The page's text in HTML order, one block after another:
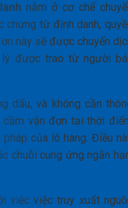
nằm ở cơ chế
chứng từ định danh,
này sẽ được chuyển
được trao từ người
dấu, và không cần
cầm vận đơn tại thời
pháp của lô hàng. Điều
chuỗi cung ứng ngắn
việc việc truy xuất